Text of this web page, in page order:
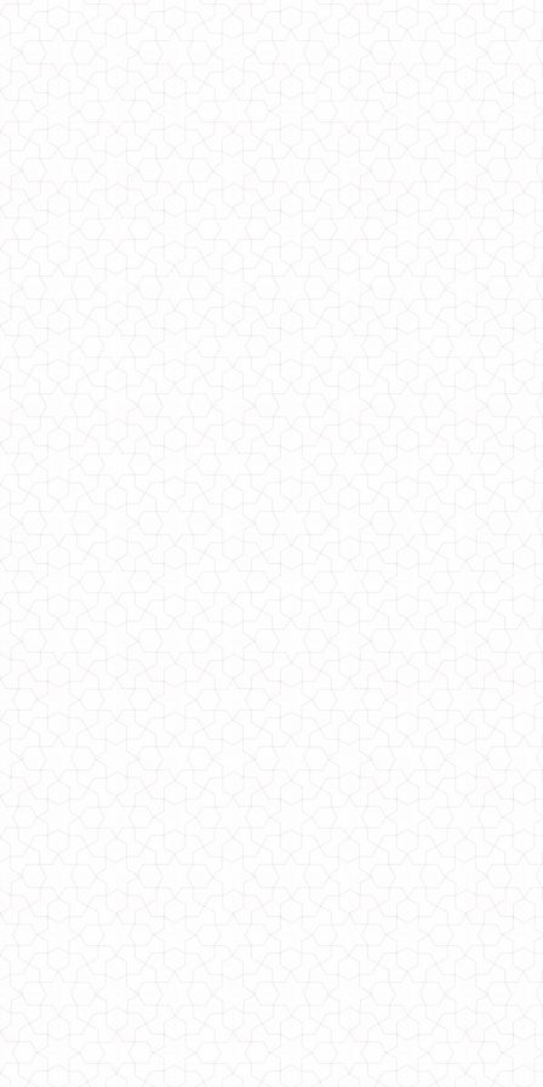
Модный спортивный костюм женский ангора
1120.00грн.
Женский спортивный костюм из ангоры
1200.00грн.
Серый спортивный костюм женский
1000.00грн.